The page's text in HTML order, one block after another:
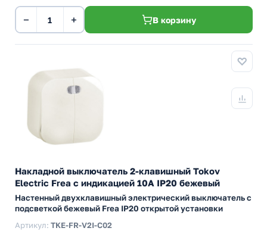
− + В корзину
Накладной выключатель 2-клавишный Tokov
Electric Frea с индикацией 10А IP20 бежевый
Настенный двухклавишный электрический выключатель с
подсветкой бежевый Frea IP20 открытой установки
Артикул: TKE-FR-V2I-C02